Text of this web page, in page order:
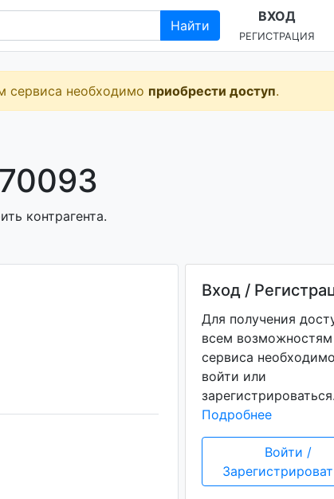
Найти
ВХОД
РЕГИСТРАЦИЯ
сервиса необходимо приобрести доступ.
контрагента.
Вход /
Для получения
всем возможностям
сервиса
войти или
Подробнее
Войти /